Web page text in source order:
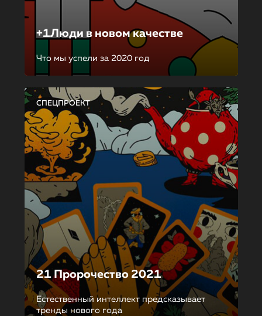
+1Люди в новом качестве
Что мы успели за 2020 год
СПЕЦПРОЕКТ
21 Пророчество 2021
Естественный интеллект предсказывает
тренды нового года